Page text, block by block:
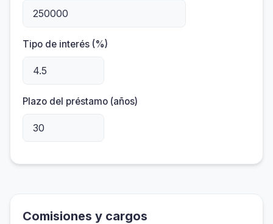
Tipo de interés (%)
Plazo del préstamo (años)
Comisiones y cargos